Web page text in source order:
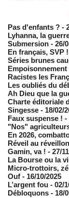
Pas d'enfants ? -
​Lyhanna, la
Submersion - 26/
En français, SVP !
​Séries brunes
Empoisonnement
Racistes les
​Les oubliés du
Ah Dieu que la
Charte éditoriale
Singesse - 18/02/
Faux suspense ! -
"Nos"
En 2026,
Réveil au
Gamin, va ! - 27/
​La Bourse ou la
Micro-trottoirs,
Ouf - 16/10/2025
L’argent fou - 02/
Débloquons - 18/